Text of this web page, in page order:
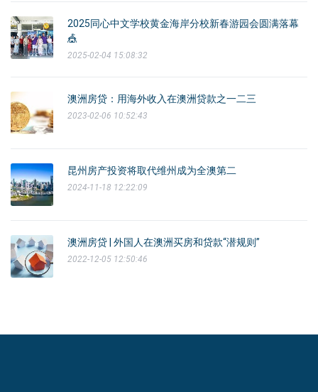
2025同心中文学校黄金海岸分校新春游园会圆满落幕
🎪
2025-02-04 15:08:32
澳洲房贷：用海外收入在澳洲贷款之一二三
2023-02-06 10:52:43
昆州房产投资将取代维州成为全澳第二
2024-11-18 12:22:09
澳洲房贷 | 外国人在澳洲买房和贷款“潜规则”
2022-12-05 12:50:46